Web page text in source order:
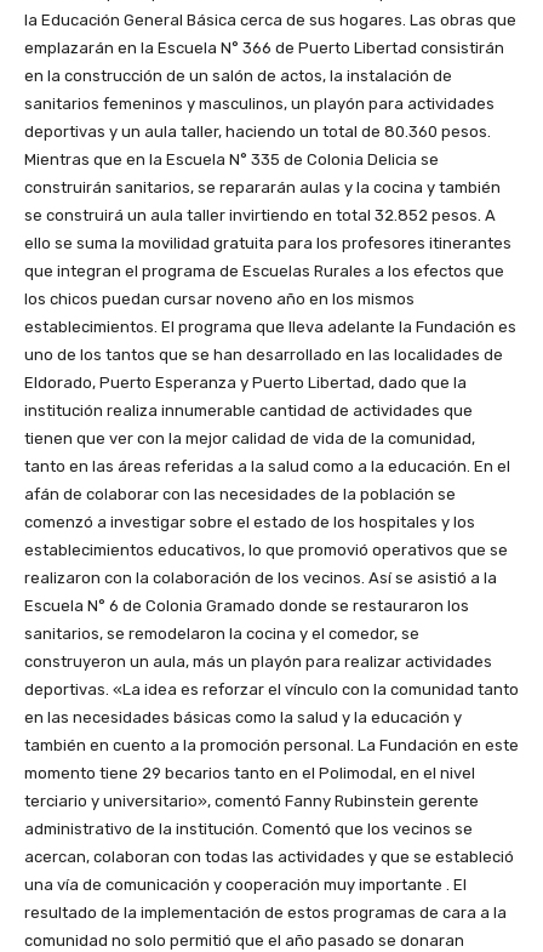
la Educación General Básica cerca de sus hogares. Las obras que
emplazarán en la Escuela N° 366 de Puerto Libertad consistirán
en la construcción de un salón de actos, la instalación de
sanitarios femeninos y masculinos, un playón para actividades
deportivas y un aula taller, haciendo un total de 80.360 pesos.
Mientras que en la Escuela N° 335 de Colonia Delicia se
construirán sanitarios, se repararán aulas y la cocina y también
se construirá un aula taller invirtiendo en total 32.852 pesos. A
ello se suma la movilidad gratuita para los profesores itinerantes
que integran el programa de Escuelas Rurales a los efectos que
los chicos puedan cursar noveno año en los mismos
establecimientos. El programa que lleva adelante la Fundación es
uno de los tantos que se han desarrollado en las localidades de
Eldorado, Puerto Esperanza y Puerto Libertad, dado que la
institución realiza innumerable cantidad de actividades que
tienen que ver con la mejor calidad de vida de la comunidad,
tanto en las áreas referidas a la salud como a la educación. En el
afán de colaborar con las necesidades de la población se
comenzó a investigar sobre el estado de los hospitales y los
establecimientos educativos, lo que promovió operativos que se
realizaron con la colaboración de los vecinos. Así se asistió a la
Escuela N° 6 de Colonia Gramado donde se restauraron los
sanitarios, se remodelaron la cocina y el comedor, se
construyeron un aula, más un playón para realizar actividades
deportivas. «La idea es reforzar el vínculo con la comunidad tanto
en las necesidades básicas como la salud y la educación y
también en cuento a la promoción personal. La Fundación en este
momento tiene 29 becarios tanto en el Polimodal, en el nivel
terciario y universitario», comentó Fanny Rubinstein gerente
administrativo de la institución. Comentó que los vecinos se
acercan, colaboran con todas las actividades y que se estableció
una vía de comunicación y cooperación muy importante . El
resultado de la implementación de estos programas de cara a la
comunidad no solo permitió que el año pasado se donaran